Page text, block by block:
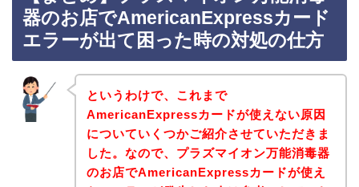
器のお店でAmericanExpressカード
エラーが出て困った時の対処の仕方
というわけで、これまで
AmericanExpressカードが使えない原因
についていくつかご紹介させていただきま
した。なので、プラズマイオン万能消毒器
のお店でAmericanExpressカードが使え